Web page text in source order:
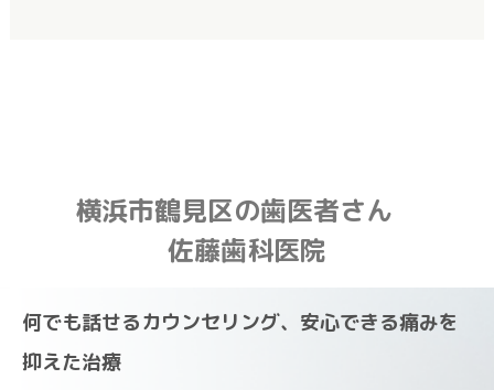
横浜市鶴見区の歯医者さん
佐藤歯科医院
何でも話せるカウンセリング、安心できる痛みを
抑えた治療